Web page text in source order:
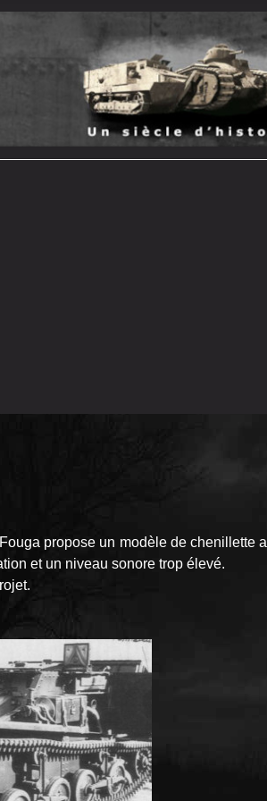
propose un modèle de
et un niveau sonore trop élevé.